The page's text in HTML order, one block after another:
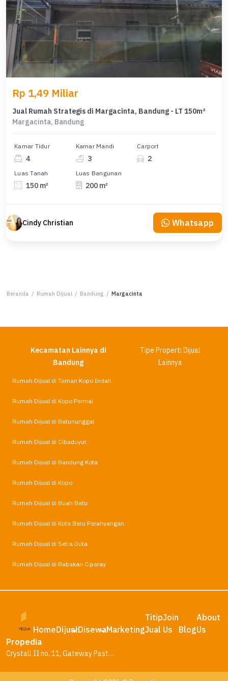
Rp 1,49 Miliar
Jual Rumah Strategis di Margacinta, Bandung - LT 150m²
Margacinta, Bandung
Kamar Tidur
4
Kamar Mandi
3
Carport
2
Luas Tanah
150 m²
Luas Bangunan
200 m²
Cindy Christian Whatsapp
Beranda / Rumah Dijual / Bandung / Margacinta
Kecamatan Lainnya di
Bandung
Tipe Properti Dijual
Lainnya
Rumah Dijual di Taman Kopo Indah
Rumah Dijual di Kopo Permai
Rumah Dijual di Batununggal
Rumah Dijual di Cibaduyut
Rumah Dijual di Bandung Kota
Rumah Dijual di Kopo
Rumah Dijual di Buah Batu
Rumah Dijual di Kota Baru Parahyangan
Rumah Dijual di Setra Duta
Rumah Dijual di Babakan Ciparay
HomeDijualDisewaMarketing
Titip
Jual
Join
Us
Blog
About
Us
Propedia
Crystall II no. 11, Gateway Pasteur Residence, Bandung – Jawa Barat